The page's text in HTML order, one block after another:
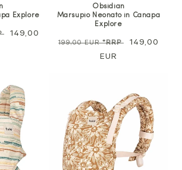
Explore
Prezzo
149,00
Obsidian
Marsupio Neonato in Canapa
Explore
Prezzo
199,00 EUR*RRP
Prezzo
149,00
EUR